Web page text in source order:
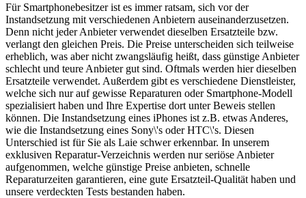
Für Smartphonebesitzer ist es immer ratsam, sich vor der
Instandsetzung mit verschiedenen Anbietern auseinanderzusetzen.
Denn nicht jeder Anbieter verwendet dieselben Ersatzteile bzw.
verlangt den gleichen Preis. Die Preise unterscheiden sich teilweise
erheblich, was aber nicht zwangsläufig heißt, dass günstige Anbieter
schlecht und teure Anbieter gut sind. Oftmals werden hier dieselben
Ersatzteile verwendet. Außerdem gibt es verschiedene Dienstleister,
welche sich nur auf gewisse Reparaturen oder Smartphone-Modell
spezialisiert haben und Ihre Expertise dort unter Beweis stellen
können. Die Instandsetzung eines iPhones ist z.B. etwas Anderes,
wie die Instandsetzung eines Sony\'s oder HTC\'s. Diesen
Unterschied ist für Sie als Laie schwer erkennbar. In unserem
exklusiven Reparatur-Verzeichnis werden nur seriöse Anbieter
aufgenommen, welche günstige Preise anbieten, schnelle
Reparaturzeiten garantieren, eine gute Ersatzteil-Qualität haben und
unsere verdeckten Tests bestanden haben.